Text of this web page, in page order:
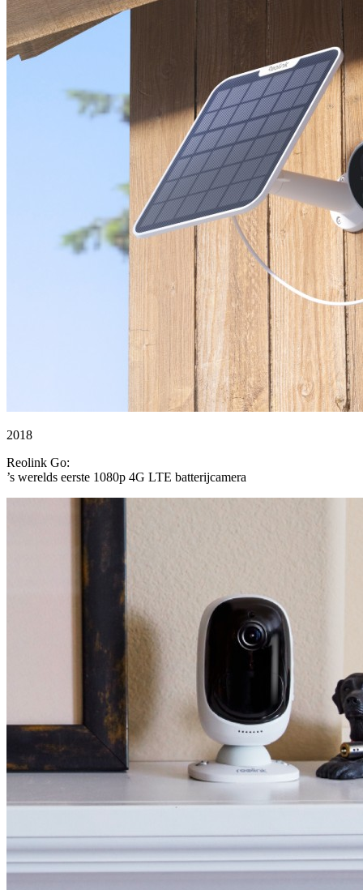
2018
Reolink Go:
’s werelds eerste 1080p 4G LTE batterijcamera